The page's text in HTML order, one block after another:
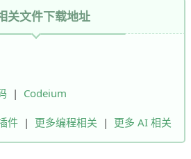
关文件下载地址
| Codeium
件 | 更多编程相关 | 更多 AI 相关